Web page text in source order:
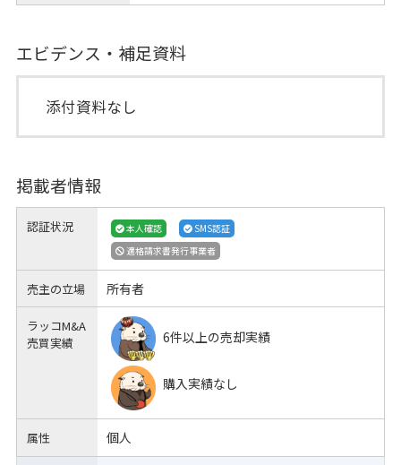
エビデンス・補足資料
添付資料なし
掲載者情報
認証状況 本人確認
SMS認証
適格請求書発行事業者
売主の立場 所有者
ラッコM&A
売買実績
6件以上の売却実績
購入実績なし
属性 個人